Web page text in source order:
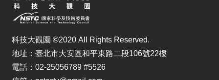
科技大觀園 ©2020 All Rights Reserved.
地址：臺北市大安區和平東路二段106號22樓
電話：02-25056789 #5526